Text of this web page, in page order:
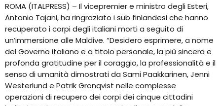
ROMA (ITALPRESS) – Il vicepremier e ministro degli Esteri,
Antonio Tajani, ha ringraziato i sub finlandesi che hanno
recuperato i corpi degli italiani morti a seguito di
un’immersione alle Maldive. “Desidero esprimere, a nome
del Governo italiano e a titolo personale, la più sincera e
profonda gratitudine per il coraggio, la professionalità e il
senso di umanità dimostrati da Sami Paakkarinen, Jenni
Westerlund e Patrik Gronqvist nelle complesse
operazioni di recupero dei corpi dei cinque cittadini